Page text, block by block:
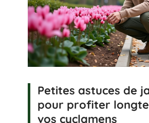
Petites astuces de
pour profiter
vos cyclamens